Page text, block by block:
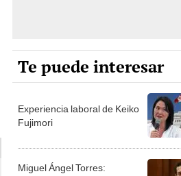
Te puede interesar
Experiencia laboral de Keiko
Fujimori
Miguel Ángel Torres: